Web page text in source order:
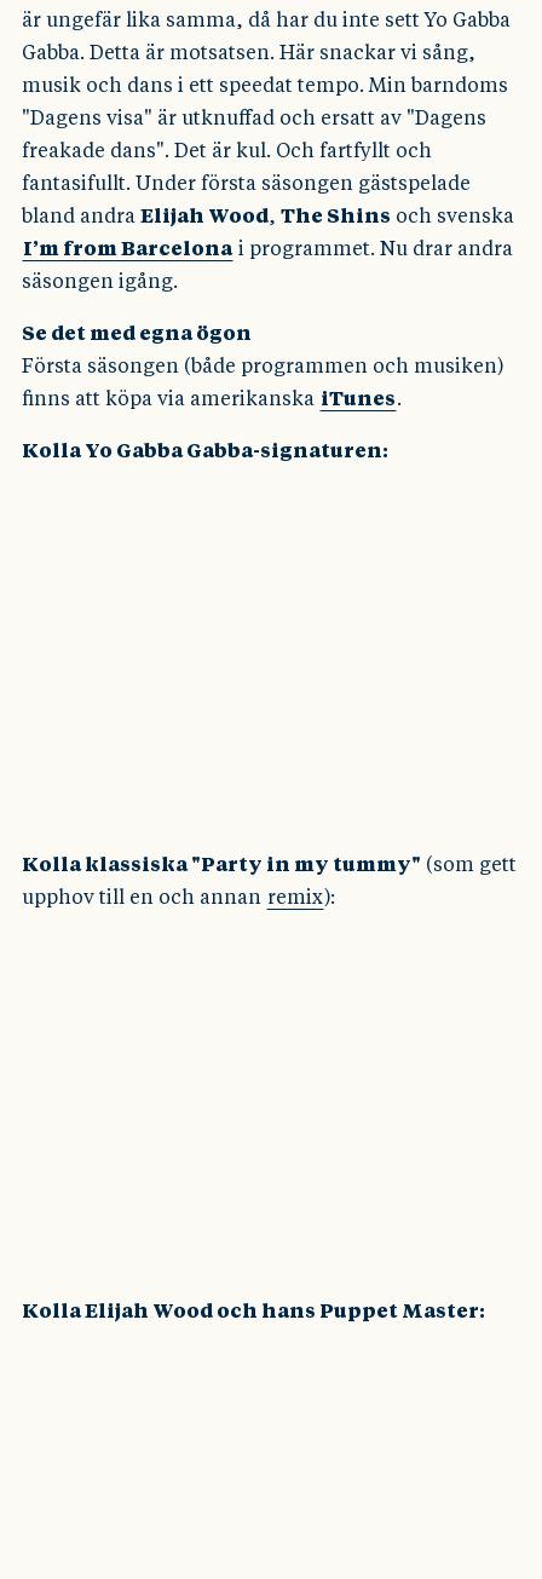
är ungefär lika samma, då har du inte sett Yo Gabba
Gabba. Detta är motsatsen. Här snackar vi sång,
musik och dans i ett speedat tempo. Min barndoms
"Dagens visa" är utknuffad och ersatt av "Dagens
freakade dans". Det är kul. Och fartfyllt och
fantasifullt. Under första säsongen gästspelade
bland andra Elijah Wood, The Shins och svenska
I’m from Barcelona i programmet. Nu drar andra
säsongen igång.
Se det med egna ögon
Första säsongen (både programmen och musiken)
finns att köpa via amerikanska iTunes.
Kolla Yo Gabba Gabba-signaturen:
Kolla klassiska "Party in my tummy" (som gett
upphov till en och annan remix):
Kolla Elijah Wood och hans Puppet Master: